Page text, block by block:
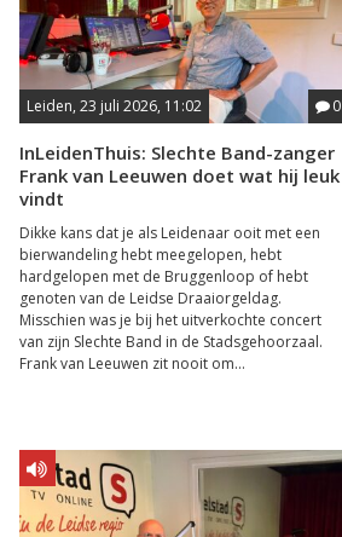
Leiden, 23 juli 2026, 11:02 0
InLeidenThuis: Slechte Band-zanger
Frank van Leeuwen doet wat hij leuk
vindt
Dikke kans dat je als Leidenaar ooit met een
bierwandeling hebt meegelopen, hebt
hardgelopen met de Bruggenloop of hebt
genoten van de Leidse Draaiorgeldag.
Misschien was je bij het uitverkochte concert
van zijn Slechte Band in de Stadsgehoorzaal.
Frank van Leeuwen zit nooit om...